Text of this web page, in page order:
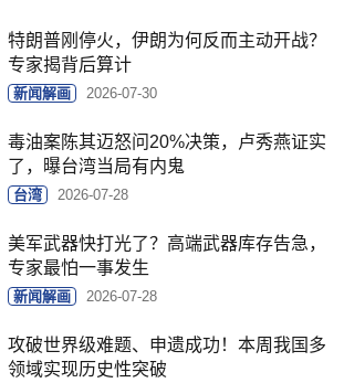
特朗普刚停火，伊朗为何反而主动开战？
专家揭背后算计
新闻解画 2026-07-30
毒油案陈其迈怒问20%决策，卢秀燕证实
了，曝台湾当局有内鬼
台湾 2026-07-28
美军武器快打光了？高端武器库存告急，
专家最怕一事发生
新闻解画 2026-07-28
攻破世界级难题、申遗成功！本周我国多
领域实现历史性突破